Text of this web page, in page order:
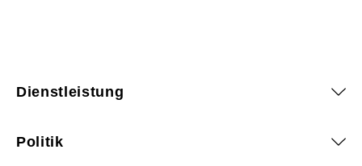
Dienstleistung
Politik